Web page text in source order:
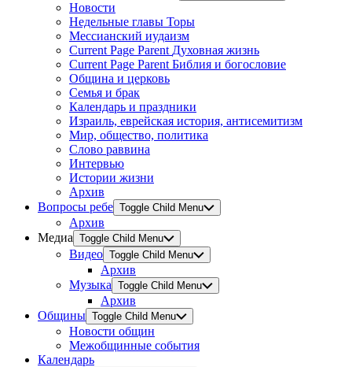
Новости
Недельные главы Торы
Мессианский иудаизм
Current Page Parent Духовная жизнь
Current Page Parent Библия и богословие
Община и церковь
Семья и брак
Календарь и праздники
Израиль, еврейская история, антисемитизм
Мир, общество, политика
Слово раввина
Интервью
Истории жизни
Архив
Вопросы ребе Toggle Child Menu
Архив
Медиа Toggle Child Menu
Видео Toggle Child Menu
Архив
Музыка Toggle Child Menu
Архив
Общины Toggle Child Menu
Новости общин
Межобщинные события
Календарь